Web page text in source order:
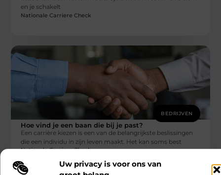
Uw privacy is voor ons van
en je schakelt
Nationale Carriere Check
BEDRIJVEN
Hoe vind je een baan die bij je past?
Een carrière kiezen is een van de belangrijkste beslissingen
die een individu in zijn leven maakt. Het kan soms best
Nationale Carriere Check